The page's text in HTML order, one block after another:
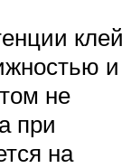
клей
и
не
при
на